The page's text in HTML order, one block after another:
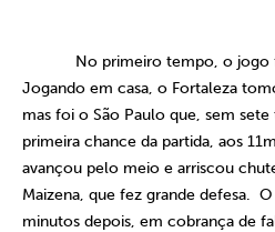
No primeiro tempo, o jogo
Jogando em casa, o Fortaleza
mas foi o São Paulo que, sem
primeira chance da partida, aos
avançou pelo meio e arriscou
Maizena, que fez grande defesa.
minutos depois, em cobrança de